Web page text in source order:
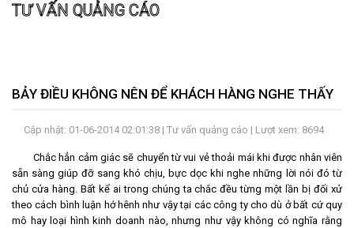
VOI
DỰ
LIÊN
TƯ VẤN QUẢNG CÁO
BẢY ĐIỀU KHÔNG NÊN ĐỂ KHÁCH HÀNG NGHE THẤY
Cập nhật: 01-06-2014 02:01:38 | Tư vấn quảng cáo | Lượt xem: 8694
Chắc hẳn cảm giác sẽ chuyển từ vui vẻ thoải mái khi được nhân viên
sẵn sàng giúp đỡ sang khó chịu, bực dọc khi nghe những lời nói đó từ
chủ cửa hàng. Bất kể ai trong chúng ta chắc đều từng một lần bị đối xử
theo cách bình luận hớ hênh như vậy tại các công ty cho dù ở bất cứ quy
mô hay loại hình kinh doanh nào, nhưng như vậy không có nghĩa rằng